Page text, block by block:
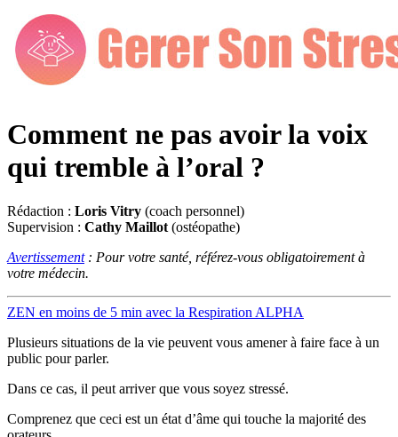
Comment ne pas avoir la voix
qui tremble à l’oral ?
Rédaction : Loris Vitry (coach personnel)
Supervision : Cathy Maillot (ostéopathe)
Avertissement: Pour votre santé, référez-vous obligatoirement à
votre médecin.
ZEN en moins de 5 min avec la Respiration ALPHA
Plusieurs situations de la vie peuvent vous amener à faire face à un
public pour parler.
Dans ce cas, il peut arriver que vous soyez stressé.
Comprenez que ceci est un état d’âme qui touche la majorité des